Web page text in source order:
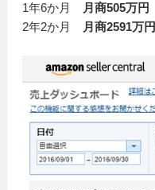
1年6か月
月商505万円
2年2か月
月商2591万円